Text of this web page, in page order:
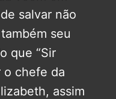
salvar não
seu
que “Sir
o chefe da
assim